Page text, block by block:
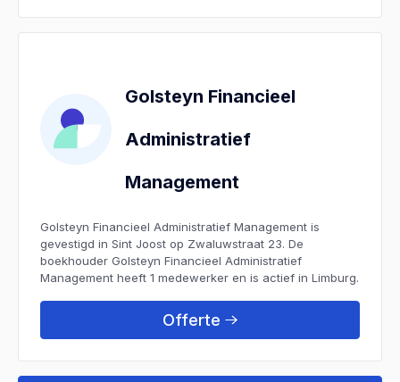
Golsteyn Financieel
Administratief
Management
Golsteyn Financieel Administratief Management is
gevestigd in Sint Joost op Zwaluwstraat 23. De
boekhouder Golsteyn Financieel Administratief
Management heeft 1 medewerker en is actief in Limburg.
Offerte